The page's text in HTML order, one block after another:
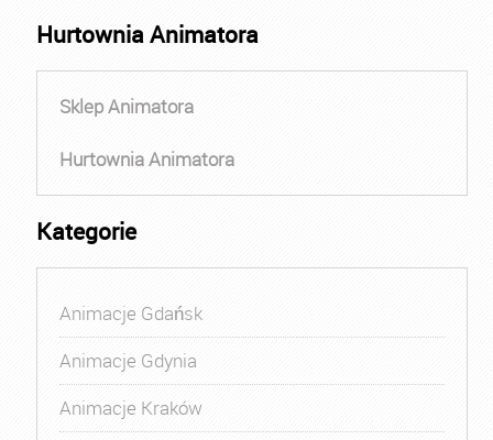
Hurtownia Animatora
Sklep Animatora
Hurtownia Animatora
Kategorie
Animacje Gdańsk
Animacje Gdynia
Animacje Kraków